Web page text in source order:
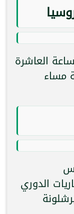
العاشرة
مساء
الدوري